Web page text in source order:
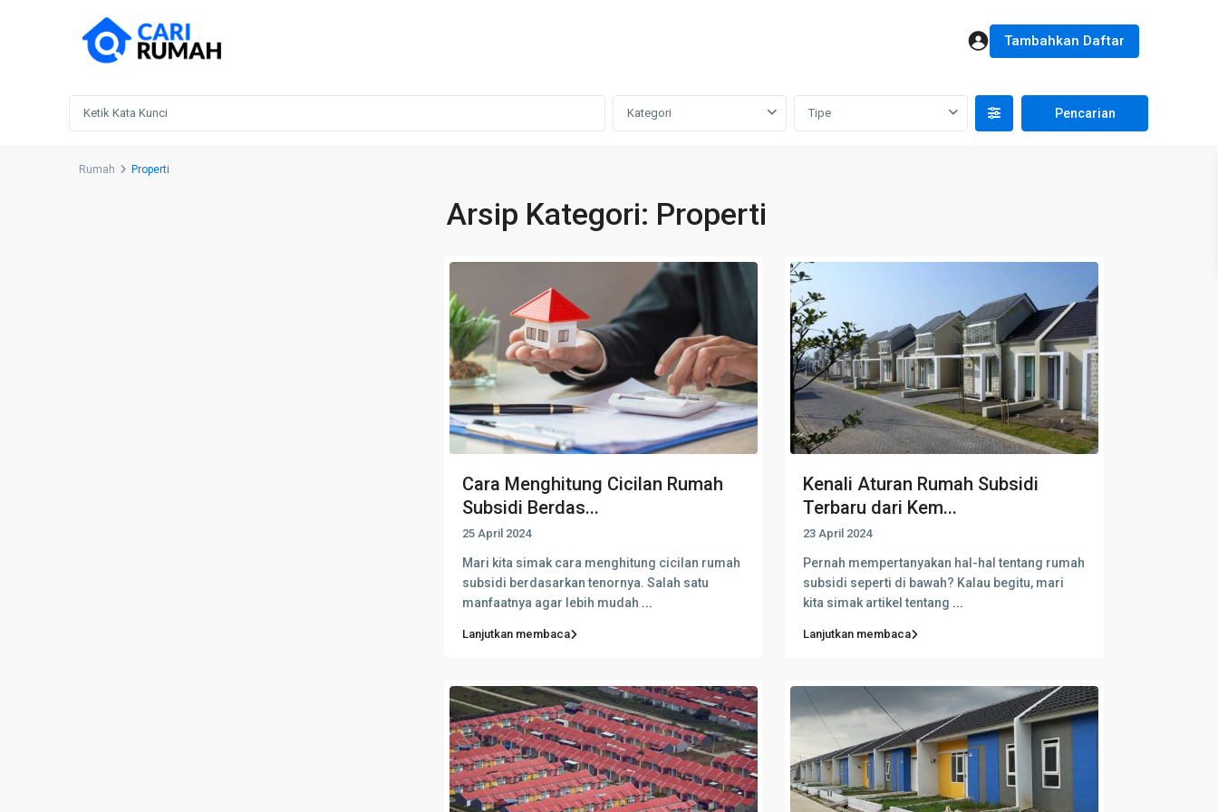
Tambahkan Daftar
Kategori Tipe
Rumah Properti
Arsip Kategori: Properti
Cara Menghitung Cicilan Rumah
Subsidi Berdas...
25 April 2024
Mari kita simak cara menghitung cicilan rumah
subsidi berdasarkan tenornya. Salah satu
manfaatnya agar lebih mudah ...
Lanjutkan membaca
Kenali Aturan Rumah Subsidi
Terbaru dari Kem...
23 April 2024
Pernah mempertanyakan hal-hal tentang rumah
subsidi seperti di bawah? Kalau begitu, mari
kita simak artikel tentang ...
Lanjutkan membaca